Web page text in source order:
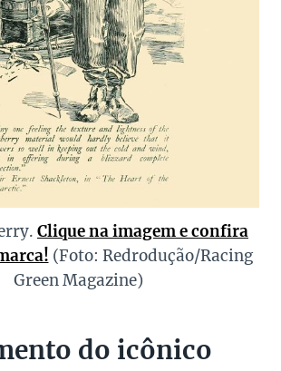
Clique na imagem e confira
(Foto: Redrodução/Racing
Green Magazine)
do icônico